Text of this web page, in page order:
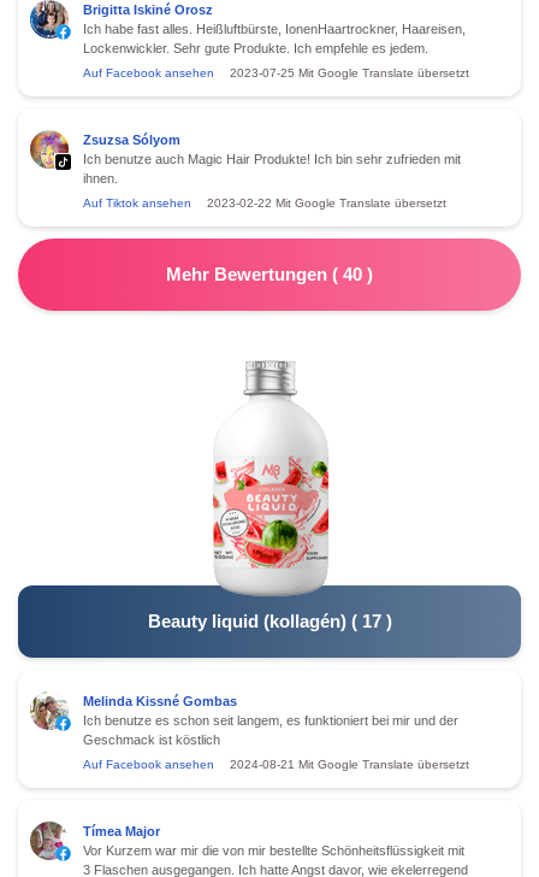
Brigitta Iskiné Orosz
Ich habe fast alles. Heißluftbürste, IonenHaartrockner, Haareisen,
Lockenwickler. Sehr gute Produkte. Ich empfehle es jedem.
Auf Facebook ansehen 2023-07-25 Mit Google Translate übersetzt
Zsuzsa Sólyom
Ich benutze auch Magic Hair Produkte! Ich bin sehr zufrieden mit
ihnen.
Auf Tiktok ansehen 2023-02-22 Mit Google Translate übersetzt
Mehr Bewertungen ( 40 )
Beauty liquid (kollagén)( 17)
Melinda Kissné Gombas
Ich benutze es schon seit langem, es funktioniert bei mir und der
Geschmack ist köstlich
Auf Facebook ansehen 2024-08-21 Mit Google Translate übersetzt
Tímea Major
Vor Kurzem war mir die von mir bestellte Schönheitsflüssigkeit mit
3 Flaschen ausgegangen. Ich hatte Angst davor, wie ekelerregend